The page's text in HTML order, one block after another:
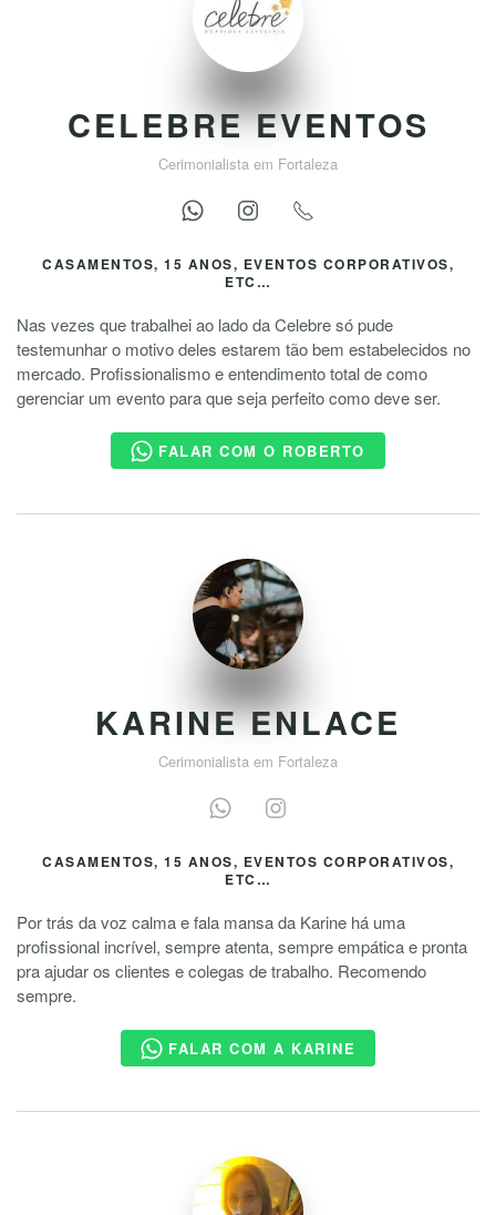
CELEBRE EVENTOS
Cerimonialista em Fortaleza
CASAMENTOS, 15 ANOS, EVENTOS CORPORATIVOS,
ETC…
Nas vezes que trabalhei ao lado da Celebre só pude
testemunhar o motivo deles estarem tão bem estabelecidos no
mercado. Profissionalismo e entendimento total de como
gerenciar um evento para que seja perfeito como deve ser.
FALAR COM O ROBERTO
KARINE ENLACE
Cerimonialista em Fortaleza
CASAMENTOS, 15 ANOS, EVENTOS CORPORATIVOS,
ETC…
Por trás da voz calma e fala mansa da Karine há uma
profissional incrível, sempre atenta, sempre empática e pronta
pra ajudar os clientes e colegas de trabalho. Recomendo
sempre.
FALAR COM A KARINE